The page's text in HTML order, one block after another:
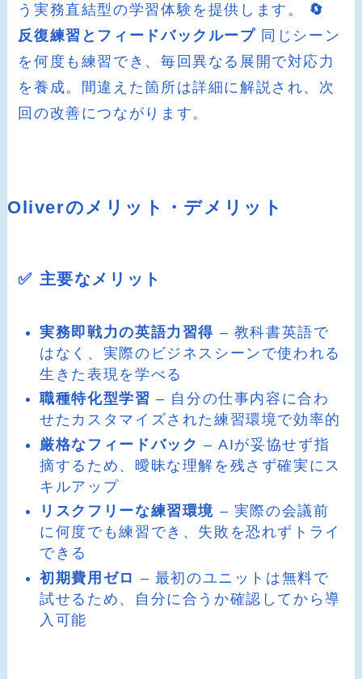
う実務直結型の学習体験を提供します。 🔄
反復練習とフィードバックループ 同じシーン
を何度も練習でき、毎回異なる展開で対応力
を養成。間違えた箇所は詳細に解説され、次
回の改善につながります。
Oliverのメリット・デメリット
✅ 主要なメリット
実務即戦力の英語力習得 – 教科書英語で
はなく、実際のビジネスシーンで使われる
生きた表現を学べる
職種特化型学習 – 自分の仕事内容に合わ
せたカスタマイズされた練習環境で効率的
厳格なフィードバック – AIが妥協せず指
摘するため、曖昧な理解を残さず確実にス
キルアップ
リスクフリーな練習環境 – 実際の会議前
に何度でも練習でき、失敗を恐れずトライ
できる
初期費用ゼロ – 最初のユニットは無料で
試せるため、自分に合うか確認してから導
入可能